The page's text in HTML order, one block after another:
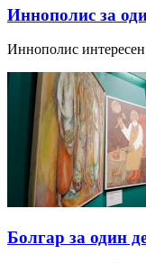
Иннополис за
Иннополис
Болгар за один